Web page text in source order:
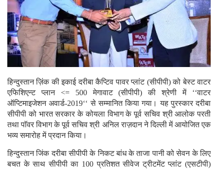
हिन्दुस्तान ज़िंक की इकाई दरीबा कैप्टिव पावर प्लांट (सीपीपी) को बेस्ट वाटर
एफिशिएन्ट प्लान <= 500 मेगावाट (सीपीपी) की श्रेणी में ‘‘वाटर
ऑप्टिमाइजेशन अवार्ड-2019‘‘ से सम्मानित किया गया। यह पुरस्कार दरीबा
सीपीपी को भारत सरकार के कोयला विभाग के पूर्व सचिव श्री आलोक परती
तथा पाॅवर विभाग के पूर्व सचिव श्री अनिल राज़दान ने दिल्ली में आयोजित एक
भव्य समारोह में प्रदान किया।
हिन्दुस्तान जिंक दरीबा सीपीपी के निकट बांध के ताजा पानी को सेवन के लिए
बचत के साथ सीपीपी का 100 प्रतिशत सीवेज ट्रीटमेंट प्लांट (एसटीपी)